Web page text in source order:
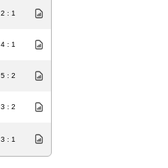
2 : 1
4 : 1
5 : 2
3 : 2
3 : 1